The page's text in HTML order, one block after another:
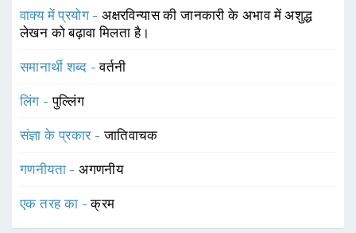
वाक्य में प्रयोग -अक्षरविन्यास की जानकारी के अभाव में अशुद्ध
लेखन को बढ़ावा मिलता है।
समानार्थी शब्द -वर्तनी
लिंग -पुल्लिंग
संज्ञा के प्रकार -जातिवाचक
गणनीयता -अगणनीय
एक तरह का -क्रम